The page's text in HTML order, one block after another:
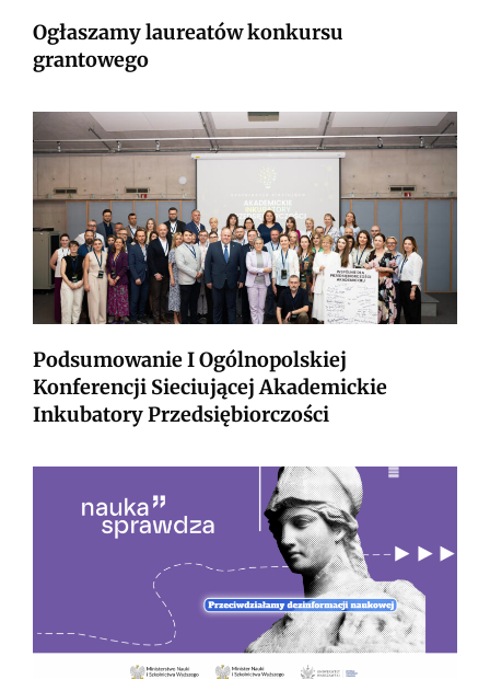
Ogłaszamy laureatów konkursu
grantowego
Podsumowanie I Ogólnopolskiej
Konferencji Sieciującej Akademickie
Inkubatory Przedsiębiorczości